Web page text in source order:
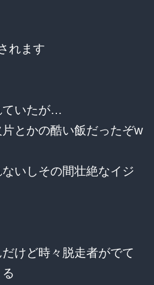
れます
ていたが…
とかの酷い飯だったぞw
いしその間壮絶なイジ
けど時々脱走者がでて